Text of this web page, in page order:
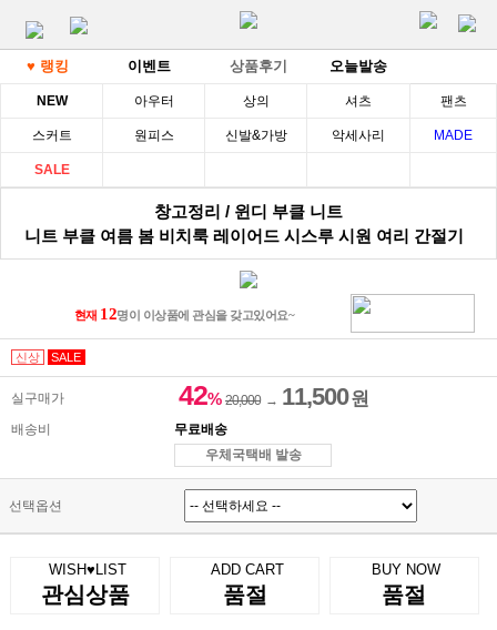
♥ 랭킹 이벤트 상품후기 오늘발송
NEW 아우터 상의 셔츠 팬츠
스커트 원피스 신발&가방 악세사리 MADE
SALE
창고정리 / 윈디 부클 니트
니트 부클 여름 봄 비치룩 레이어드 시스루 시원 여리 간절기
현재 12명이 이상품에 관심을 갖고있어요~
신상 SALE
실구매가 42% 20,000→ 11,500원
배송비
무료배송
우체국택배 발송
선택옵션
WISH♥LIST
관심상품
ADD CART
품절
BUY NOW
품절